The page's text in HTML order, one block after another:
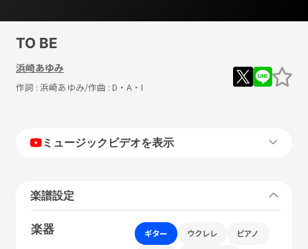
TO BE
浜崎あゆみ
作詞 : 浜崎あゆみ/作曲 : D・A・I
ミュージックビデオを表示
楽譜設定
楽器 ギター ウクレレ ピアノ